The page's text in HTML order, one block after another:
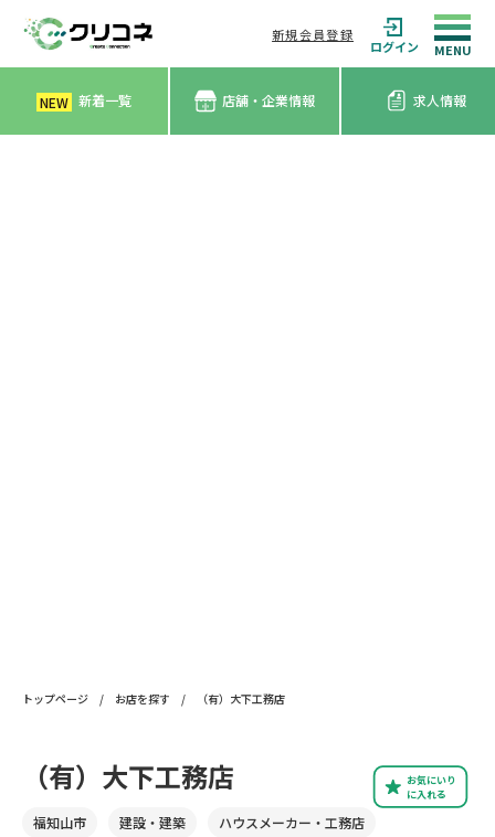
新規会員登録
ログイン
NEW 新着一覧 店舗・企業情報 求人情報
トップページ / お店を探す / （有）大下工務店
お気にいり
に入れる
（有）大下工務店
福知山市 建設・建築 ハウスメーカー・工務店